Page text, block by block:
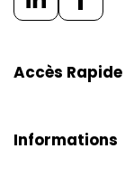
Accès Rapide
Informations